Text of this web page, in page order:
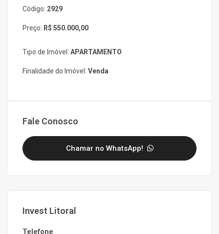
Código: 2929
Preço: R$ 550.000,00
Tipo de Imóvel: APARTAMENTO
Finalidade do Imóvel: Venda
Fale Conosco
Chamar no WhatsApp!
Invest Litoral
Telefone